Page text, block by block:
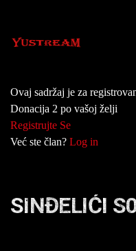
Ovaj sadržaj je za
Donacija 2 po vašoj želji
Registrujte Se
Već ste član? Log in
SINĐELIĆI